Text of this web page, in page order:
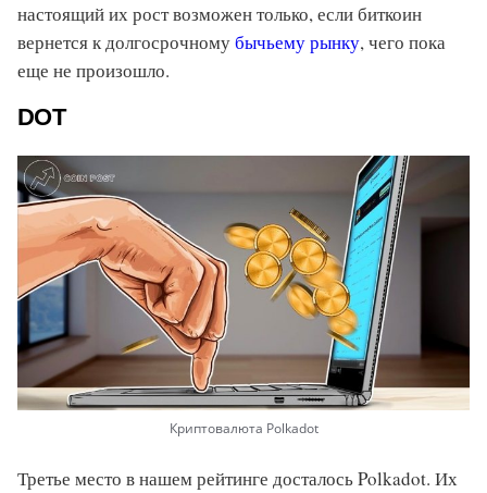
настоящий их рост возможен только, если биткоин
вернется к долгосрочномубычьему рынку, чего пока
еще не произошло.
DOT
Криптовалюта Polkadot
Третье место в нашем рейтинге досталось Polkadot. Их